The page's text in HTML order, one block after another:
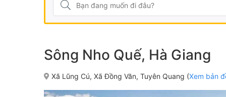
Sông Nho Quế, Hà Giang
Xã Lũng Cú, Xã Đồng Văn, Tuyên Quang (Xem bản